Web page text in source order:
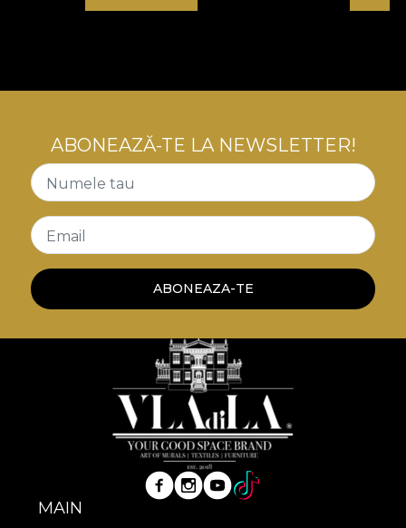
sau o bibliotecă impunătoare. Alege "Veloré"
pentru a aduce în locuința ta acel echilibru rar
între confort absolut și lux discret
spațiu care îți reflectă pe deplin personalitatea și
gustul impecabil.
ABONEAZĂ-TE LA NEWSLETTER!
Numele tau
Email
ABONEAZA-TE
MAIN